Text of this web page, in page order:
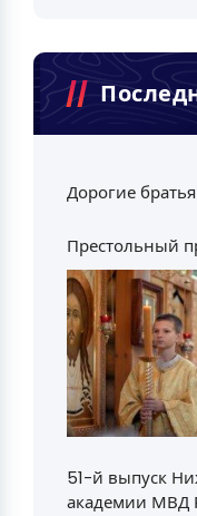
Дорогие
Престольный
51-й выпуск
академии МВД